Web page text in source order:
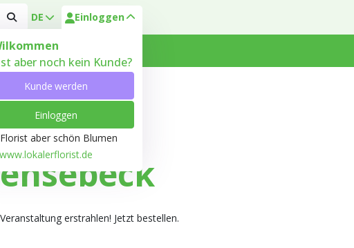
DE Einloggen
aber noch kein Kunde?
Kunde werden
Einloggen
aber schön Blumen
www.lokalerflorist.de
bei Heyl Kundenservice
erstrahlen! Jetzt bestellen.